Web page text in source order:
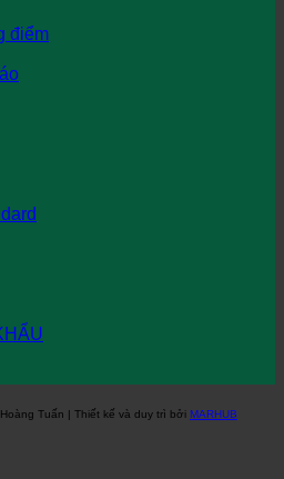
điểm
Tuấn | Thiết kế và duy trì bởi MARHUB